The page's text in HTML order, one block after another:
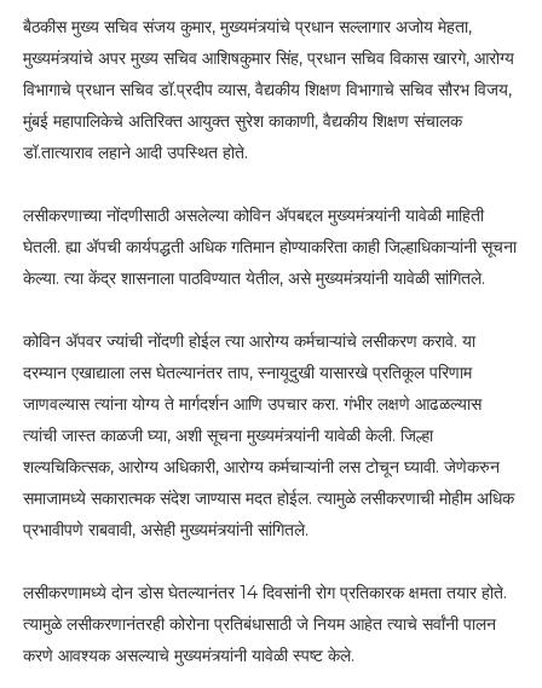
बैठकीस मुख्य सचिव संजय कुमार, मुख्यमंत्र्यांचे प्रधान सल्लागार अजोय मेहता,
मुख्यमंत्र्यांचे अपर मुख्य सचिव आशिषकुमार सिंह, प्रधान सचिव विकास खारगे, आरोग्य
विभागाचे प्रधान सचिव डॉ.प्रदीप व्यास, वैद्यकीय शिक्षण विभागाचे सचिव सौरभ विजय,
मुंबई महापालिकेचे अतिरिक्त आयुक्त सुरेश काकाणी, वैद्यकीय शिक्षण संचालक
डॉ.तात्याराव लहाने आदी उपस्थित होते.
लसीकरणाच्या नोंदणीसाठी असलेल्या कोविन ॲपबद्दल मुख्यमंत्र्यांनी यावेळी माहिती
घेतली. ह्या ॲपची कार्यपद्धती अधिक गतिमान होण्याकरिता काही जिल्हाधिकाऱ्यांनी सूचना
केल्या. त्या केंद्र शासनाला पाठविण्यात येतील, असे मुख्यमंत्र्यांनी यावेळी सांगितले.
कोविन ॲपवर ज्यांची नोंदणी होईल त्या आरोग्य कर्मचाऱ्यांचे लसीकरण करावे. या
दरम्यान एखाद्याला लस घेतल्यानंतर ताप, स्नायूदुखी यासारखे प्रतिकूल परिणाम
जाणवल्यास त्यांना योग्य ते मार्गदर्शन आणि उपचार करा. गंभीर लक्षणे आढळल्यास
त्यांची जास्त काळजी घ्या, अशी सूचना मुख्यमंत्र्यांनी यावेळी केली. जिल्हा
शल्यचिकित्सक, आरोग्य अधिकारी, आरोग्य कर्मचाऱ्यांनी लस टोचून घ्यावी. जेणेकरुन
समाजामध्ये सकारात्मक संदेश जाण्यास मदत होईल. त्यामुळे लसीकरणाची मोहीम अधिक
प्रभावीपणे राबवावी, असेही मुख्यमंत्र्यांनी सांगितले.
लसीकरणामध्ये दोन डोस घेतल्यानंतर 14 दिवसांनी रोग प्रतिकारक क्षमता तयार होते.
त्यामुळे लसीकरणानंतरही कोरोना प्रतिबंधासाठी जे नियम आहेत त्याचे सर्वांनी पालन
करणे आवश्यक असल्याचे मुख्यमंत्र्यांनी यावेळी स्पष्ट केले.